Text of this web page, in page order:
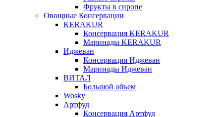
Фрукты в сиропе
Овощные Консервации
KERAKUR
Консервация KERAKUR
Маринады KERAKUR
Иджеван
Консервация Иджеван
Маринады Иджеван
ВИТАЛ
Большой объем
Wosky
Артфуд
Консервация Артфуд